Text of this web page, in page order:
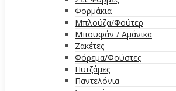
Φορμάκια
Μπλούζα/Φούτερ
Μπουφάν / Αμάνικα
Ζακέτες
Φόρεμα/Φούστες
Πυτζάμες
Παντελόνια